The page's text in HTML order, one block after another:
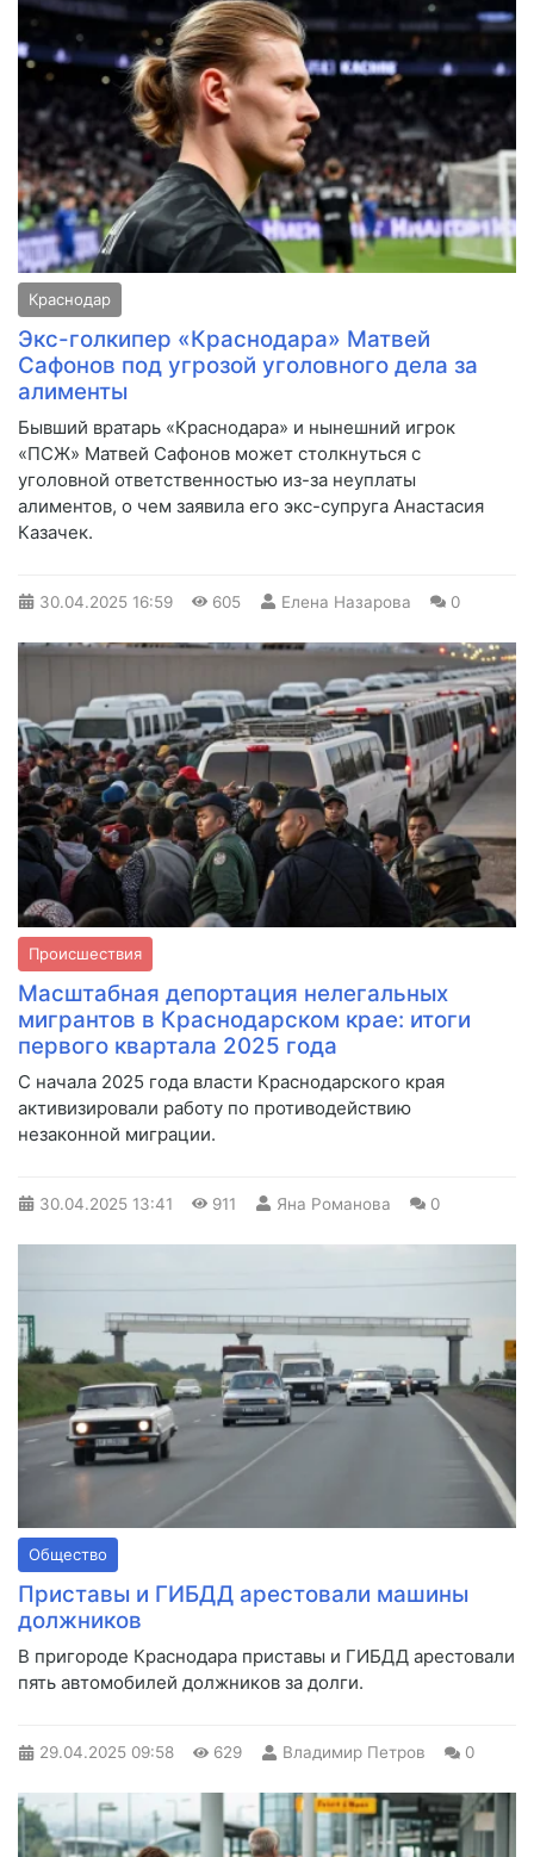
Краснодар
Экс-голкипер «Краснодара» Матвей
Сафонов под угрозой уголовного дела за
алименты
Бывший вратарь «Краснодара» и нынешний игрок
«ПСЖ» Матвей Сафонов может столкнуться с
уголовной ответственностью из-за неуплаты
алиментов, о чем заявила его экс-супруга Анастасия
Казачек.
30.04.2025 16:59 605 Елена Назарова 0
Происшествия
Масштабная депортация нелегальных
мигрантов в Краснодарском крае: итоги
первого квартала 2025 года
С начала 2025 года власти Краснодарского края
активизировали работу по противодействию
незаконной миграции.
30.04.2025 13:41 911 Яна Романова 0
Общество
Приставы и ГИБДД арестовали машины
должников
В пригороде Краснодара приставы и ГИБДД арестовали
пять автомобилей должников за долги.
29.04.2025 09:58 629 Владимир Петров 0